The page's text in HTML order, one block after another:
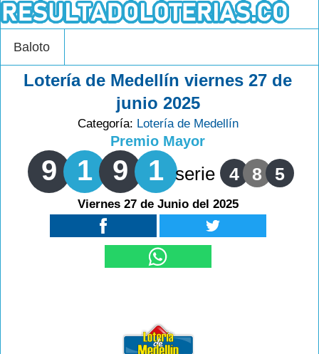
Baloto
Lotería de Medellín viernes 27 de
junio 2025
Categoría: Lotería de Medellín
Premio Mayor
9 1 9 1 serie 4 8 5
Viernes 27 de Junio del 2025